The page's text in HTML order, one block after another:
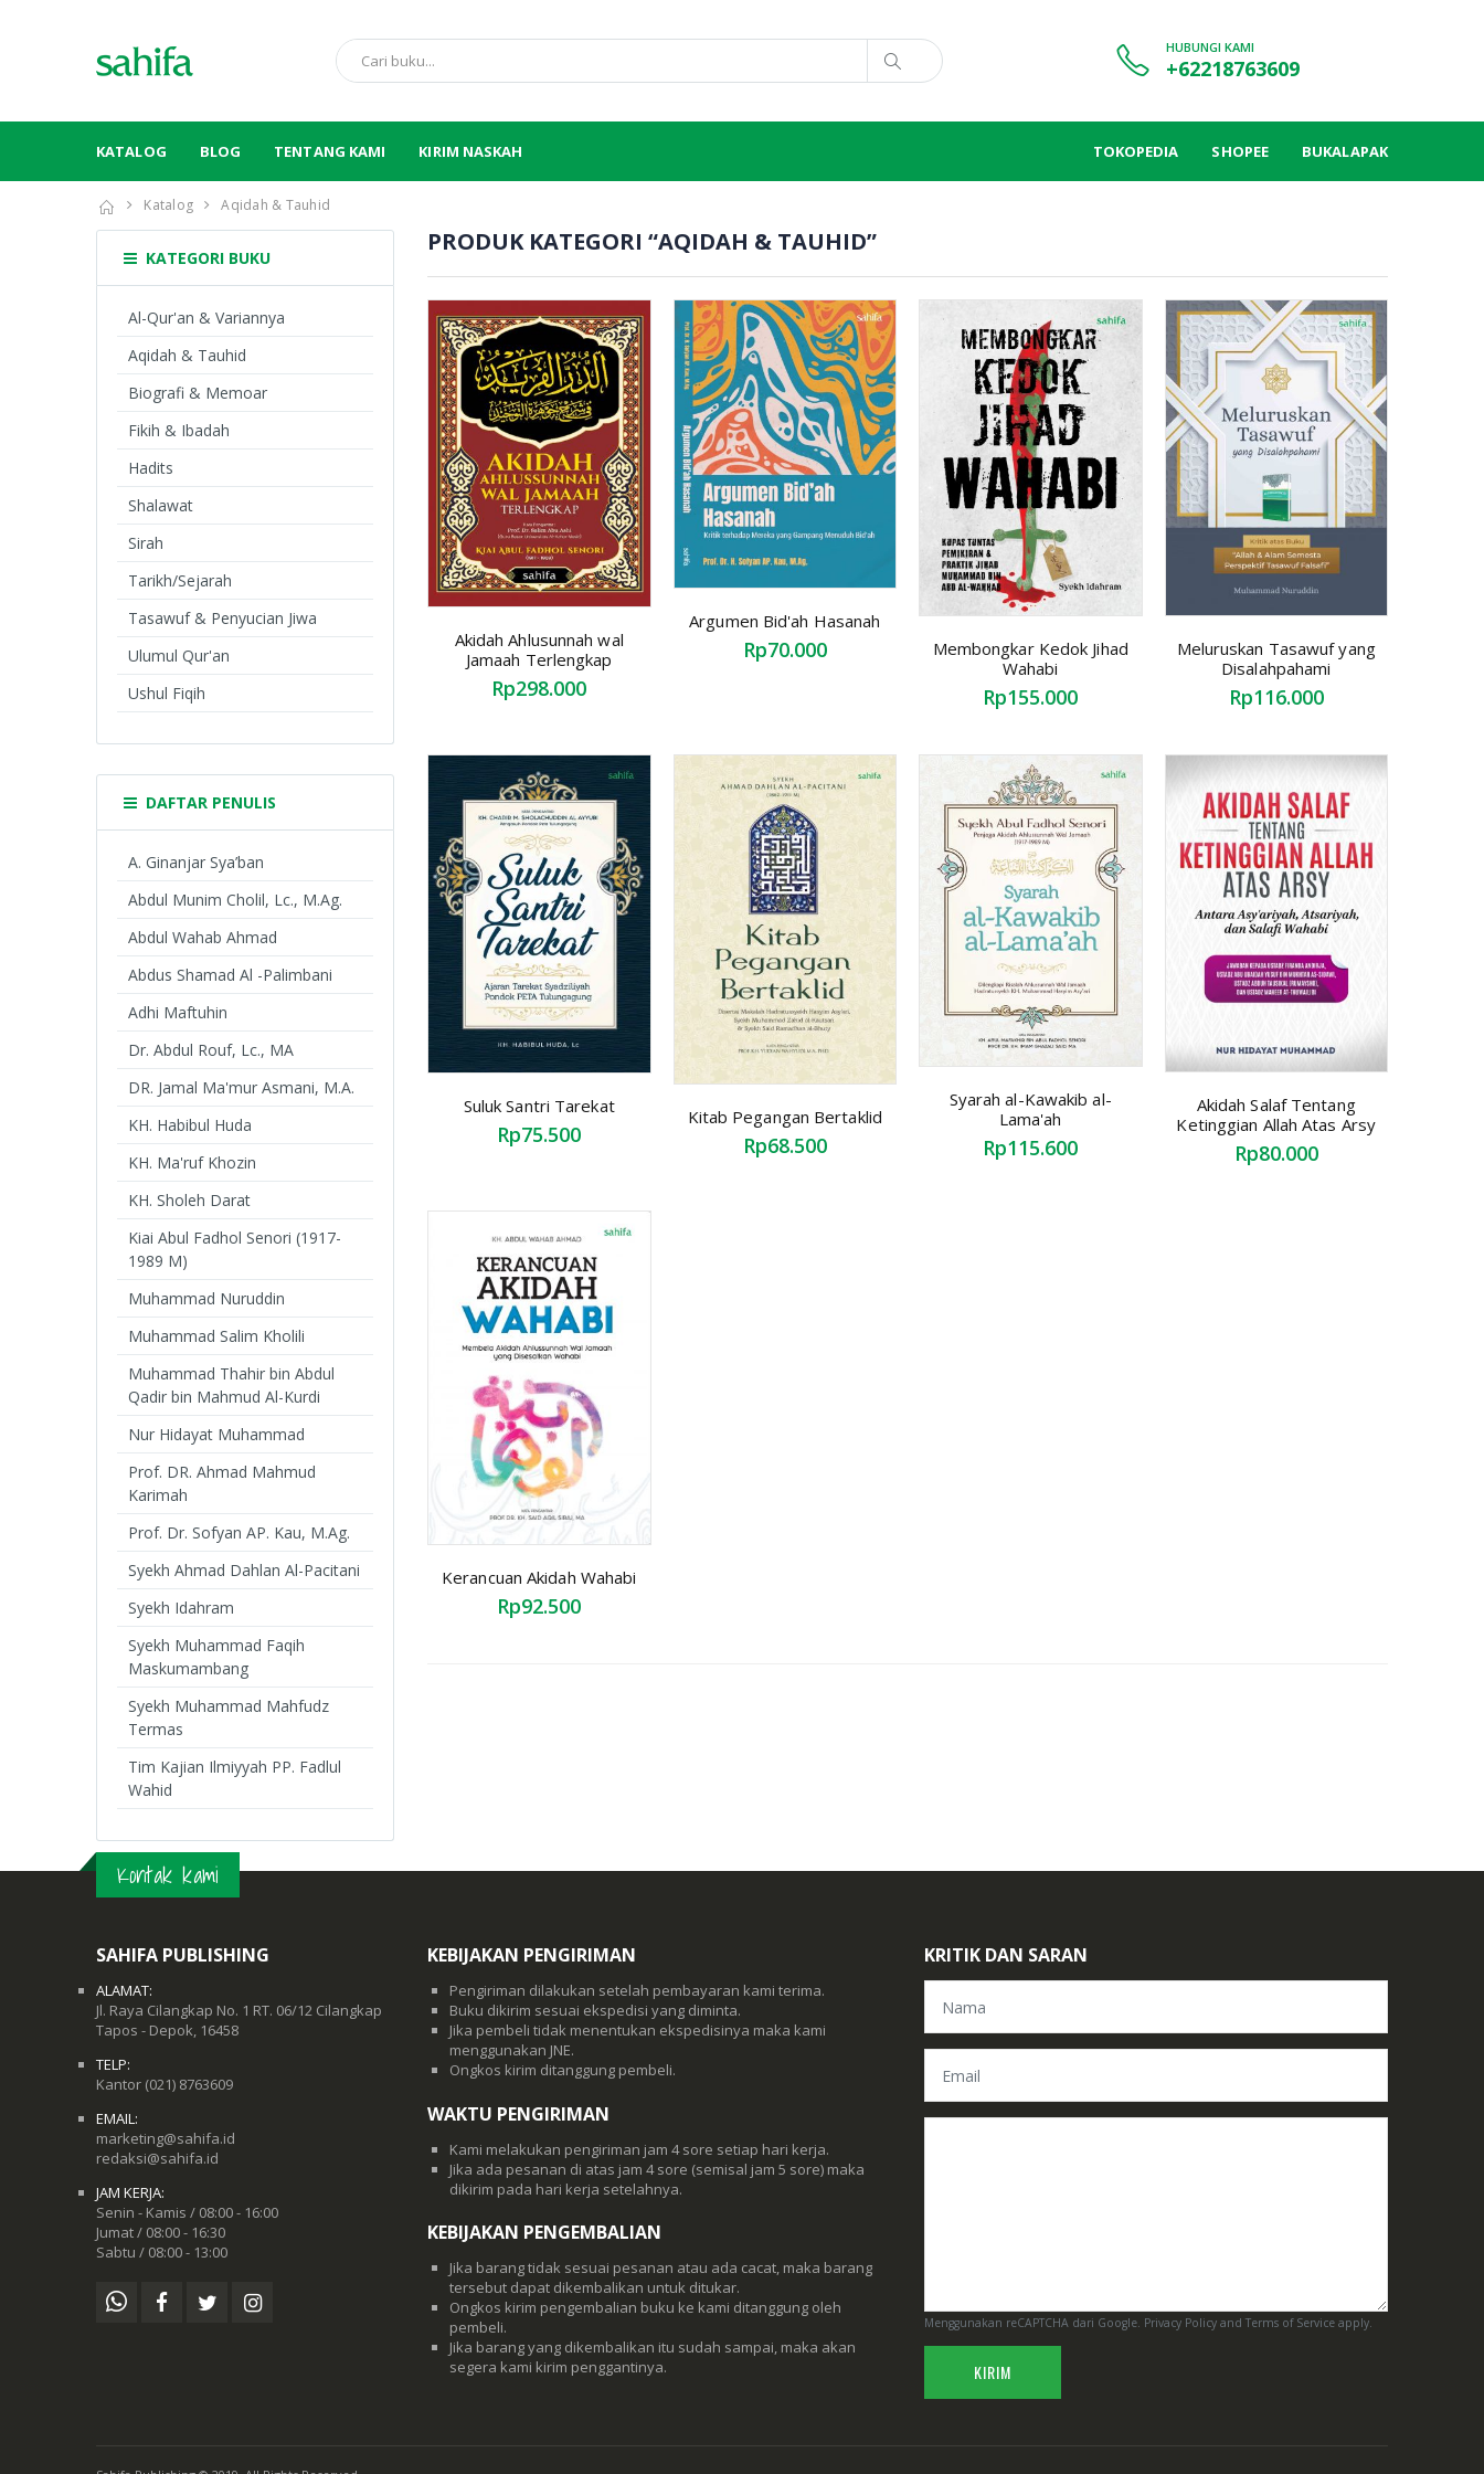
HUBUNGI KAMI
+62218763609
KATALOG BLOG TENTANG KAMI KIRIM NASKAH BUKALAPAK
SHOPEE
TOKOPEDIA
Katalog Aqidah & Tauhid
PRODUK KATEGORI “AQIDAH & TAUHID”
Akidah Ahlusunnah wal
Jamaah Terlengkap
Rp298.000
Argumen Bid'ah Hasanah
Rp70.000
Membongkar Kedok Jihad
Wahabi
Rp155.000
Meluruskan Tasawuf yang
Disalahpahami
Rp116.000
Suluk Santri Tarekat
Rp75.500
Kitab Pegangan Bertaklid
Rp68.500
Syarah al-Kawakib al-
Lama'ah
Rp115.600
Akidah Salaf Tentang
Ketinggian Allah Atas Arsy
Rp80.000
Kerancuan Akidah Wahabi
Rp92.500
KATEGORI BUKU
Al-Qur'an & Variannya
Aqidah & Tauhid
Biografi & Memoar
Fikih & Ibadah
Hadits
Shalawat
Sirah
Tarikh/Sejarah
Tasawuf & Penyucian Jiwa
Ulumul Qur'an
Ushul Fiqih
DAFTAR PENULIS
A. Ginanjar Sya’ban
Abdul Munim Cholil, Lc., M.Ag.
Abdul Wahab Ahmad
Abdus Shamad Al -Palimbani
Adhi Maftuhin
Dr. Abdul Rouf, Lc., MA
DR. Jamal Ma'mur Asmani, M.A.
KH. Habibul Huda
KH. Ma'ruf Khozin
KH. Sholeh Darat
Kiai Abul Fadhol Senori (1917-
1989 M)
Muhammad Nuruddin
Muhammad Salim Kholili
Muhammad Thahir bin Abdul
Qadir bin Mahmud Al-Kurdi
Nur Hidayat Muhammad
Prof. DR. Ahmad Mahmud
Karimah
Prof. Dr. Sofyan AP. Kau, M.Ag.
Syekh Ahmad Dahlan Al-Pacitani
Syekh Idahram
Syekh Muhammad Faqih
Maskumambang
Syekh Muhammad Mahfudz
Termas
Tim Kajian Ilmiyyah PP. Fadlul
Wahid
Kontak kami
SAHIFA PUBLISHING
ALAMAT:
Jl. Raya Cilangkap No. 1 RT. 06/12 Cilangkap
Tapos - Depok, 16458
TELP:
Kantor (021) 8763609
EMAIL:
marketing@sahifa.id
redaksi@sahifa.id
JAM KERJA:
Senin - Kamis / 08:00 - 16:00
Jumat / 08:00 - 16:30
Sabtu / 08:00 - 13:00
KEBIJAKAN PENGIRIMAN
Pengiriman dilakukan setelah pembayaran kami terima.
Buku dikirim sesuai ekspedisi yang diminta.
Jika pembeli tidak menentukan ekspedisinya maka kami
menggunakan JNE.
Ongkos kirim ditanggung pembeli.
WAKTU PENGIRIMAN
Kami melakukan pengiriman jam 4 sore setiap hari kerja.
Jika ada pesanan di atas jam 4 sore (semisal jam 5 sore) maka
dikirim pada hari kerja setelahnya.
KEBIJAKAN PENGEMBALIAN
Jika barang tidak sesuai pesanan atau ada cacat, maka barang
tersebut dapat dikembalikan untuk ditukar.
Ongkos kirim pengembalian buku ke kami ditanggung oleh
pembeli.
Jika barang yang dikembalikan itu sudah sampai, maka akan
segera kami kirim penggantinya.
KRITIK DAN SARAN
Menggunakan reCAPTCHA dari Google. Privacy Policy and Terms of Service apply.
KIRIM